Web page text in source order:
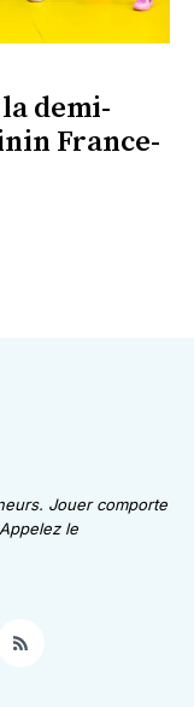
demi-
France-
Jouer comporte
le
RSS